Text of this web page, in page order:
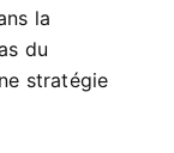
la
du
stratégie